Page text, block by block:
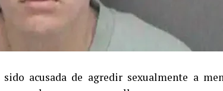
acusada de agredir sexualmente a